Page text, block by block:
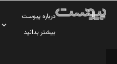
درباره پیوست
بیشتر بدانید